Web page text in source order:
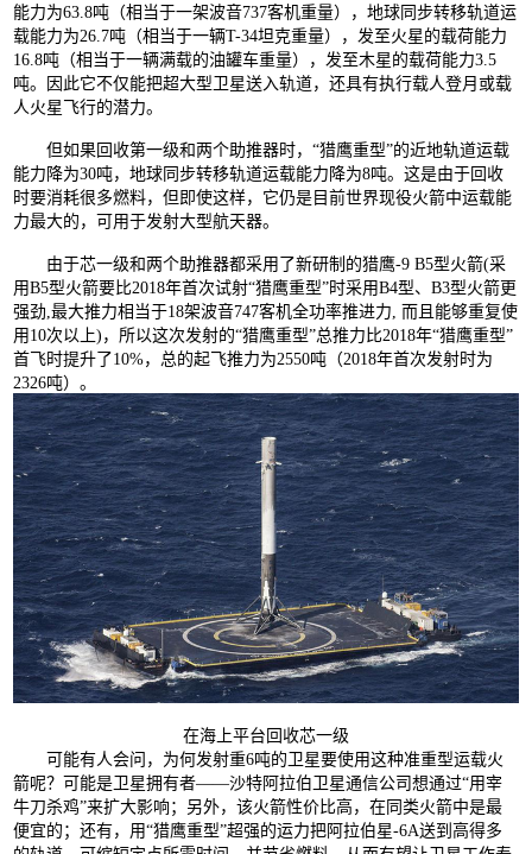
能力为63.8吨（相当于一架波音737客机重量），地球同步转移轨道运
载能力为26.7吨（相当于一辆T-34坦克重量），发至火星的载荷能力
16.8吨（相当于一辆满载的油罐车重量），发至木星的载荷能力3.5
吨。因此它不仅能把超大型卫星送入轨道，还具有执行载人登月或载
人火星飞行的潜力。
但如果回收第一级和两个助推器时，“猎鹰重型”的近地轨道运载
能力降为30吨，地球同步转移轨道运载能力降为8吨。这是由于回收
时要消耗很多燃料，但即使这样，它仍是目前世界现役火箭中运载能
力最大的，可用于发射大型航天器。
由于芯一级和两个助推器都采用了新研制的猎鹰-9 B5型火箭(采
用B5型火箭要比2018年首次试射“猎鹰重型”时采用B4型、B3型火箭更
强劲,最大推力相当于18架波音747客机全功率推进力, 而且能够重复使
用10次以上)，所以这次发射的“猎鹰重型”总推力比2018年“猎鹰重型”
首飞时提升了10%，总的起飞推力为2550吨（2018年首次发射时为
2326吨）。
在海上平台回收芯一级
可能有人会问，为何发射重6吨的卫星要使用这种准重型运载火
箭呢？可能是卫星拥有者——沙特阿拉伯卫星通信公司想通过“用宰
牛刀杀鸡”来扩大影响；另外，该火箭性价比高，在同类火箭中是最
便宜的；还有，用“猎鹰重型”超强的运力把阿拉伯星-6A送到高得多